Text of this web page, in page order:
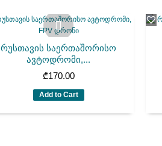
რუსთავის საერთაშორისო
ავტოდრომი,...
₾170.00
Add to Cart